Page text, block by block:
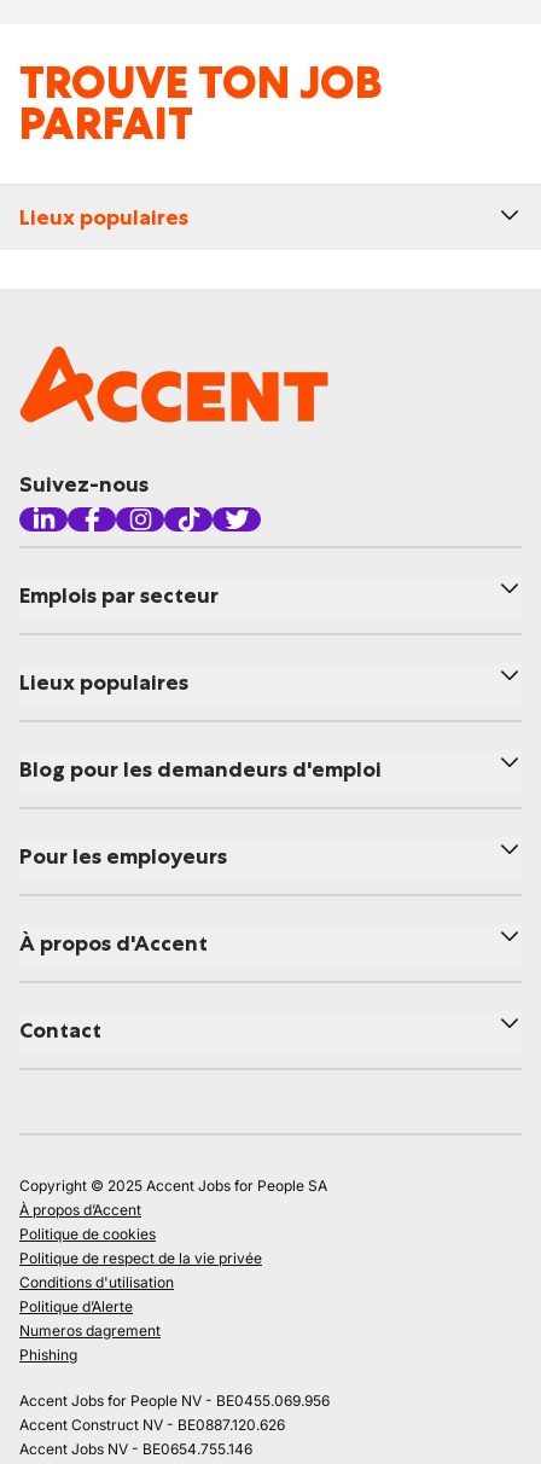
TROUVE TON JOB
PARFAIT
Lieux populaires
Suivez-nous
Emplois par secteur
Lieux populaires
Blog pour les demandeurs d'emploi
Pour les employeurs
À propos d'Accent
Contact
Copyright © 2025 Accent Jobs for People SA
À propos d’Accent
Politique de cookies
Politique de respect de la vie privée
Conditions d'utilisation
Politique d’Alerte
Numeros dagrement
Phishing
Accent Jobs for People NV - BE0455.069.956
Accent Construct NV - BE0887.120.626
Accent Jobs NV - BE0654.755.146